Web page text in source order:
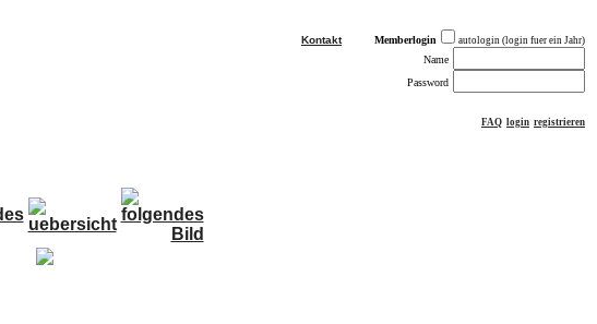
Kontakt
Memberlogin autologin (login fuer ein Jahr)
Name
Password
FAQ login registrieren